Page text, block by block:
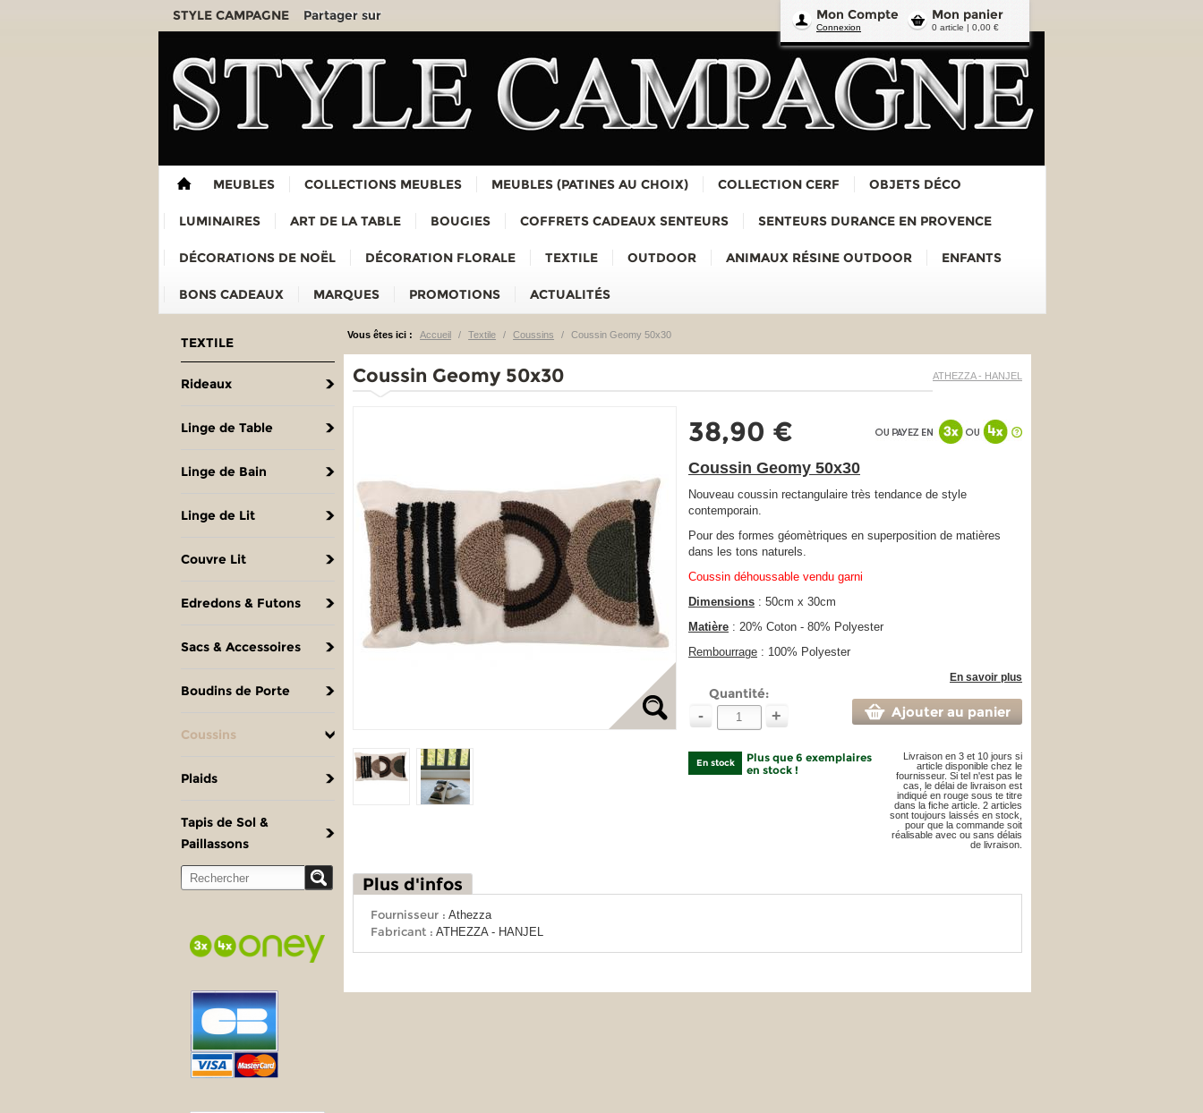
Mon panier
0 article | 0,00 €
Mon Compte
Connexion
STYLE CAMPAGNE Partager sur
MEUBLES COLLECTIONS MEUBLES MEUBLES (PATINES AU CHOIX) COLLECTION CERF OBJETS DÉCO
LUMINAIRES ART DE LA TABLE BOUGIES COFFRETS CADEAUX SENTEURS SENTEURS DURANCE EN PROVENCE
DÉCORATIONS DE NOËL DÉCORATION FLORALE TEXTILE OUTDOOR ANIMAUX RÉSINE OUTDOOR ENFANTS
BONS CADEAUX MARQUES PROMOTIONS ACTUALITÉS
TEXTILE
Rideaux
Linge de Table
Linge de Bain
Linge de Lit
Couvre Lit
Edredons & Futons
Sacs & Accessoires
Boudins de Porte
Coussins
Plaids
Tapis de Sol &
Paillassons
Vous êtes ici : Accueil / Textile / Coussins / Coussin Geomy 50x30
ATHEZZA - HANJEL
Coussin Geomy 50x30
38,90 €
Coussin Geomy 50x30
Nouveau coussin rectangulaire très tendance de style
contemporain.
Pour des formes géomètriques en superposition de matières
dans les tons naturels.
Coussin déhoussable vendu garni
Dimensions : 50cm x 30cm
Matière : 20% Coton - 80% Polyester
Rembourrage : 100% Polyester
En savoir plus
Quantité:
- + Ajouter au panier
En stock
Plus que 6 exemplaires
en stock !
Livraison en 3 et 10 jours si
article disponible chez le
fournisseur. Si tel n'est pas le
cas, le délai de livraison est
indiqué en rouge sous te titre
dans la fiche article. 2 articles
sont toujours laissés en stock,
pour que la commande soit
réalisable avec ou sans délais
de livraison.
Plus d'infos
Fournisseur : Athezza
Fabricant : ATHEZZA - HANJEL